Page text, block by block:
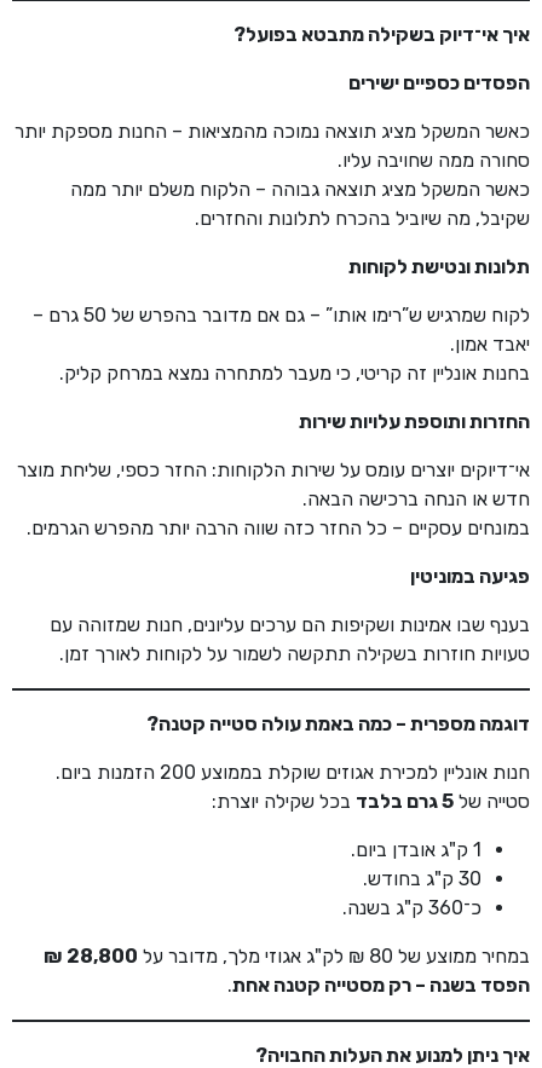
איך אי־דיוק בשקילה מתבטא בפועל?
הפסדים כספיים ישירים
כאשר המשקל מציג תוצאה נמוכה מהמציאות – החנות מספקת יותר
סחורה ממה שחויבה עליו.
כאשר המשקל מציג תוצאה גבוהה – הלקוח משלם יותר ממה
שקיבל, מה שיוביל בהכרח לתלונות והחזרים.
תלונות ונטישת לקוחות
לקוח שמרגיש ש”רימו אותו” – גם אם מדובר בהפרש של 50 גרם –
יאבד אמון.
בחנות אונליין זה קריטי, כי מעבר למתחרה נמצא במרחק קליק.
החזרות ותוספת עלויות שירות
אי־דיוקים יוצרים עומס על שירות הלקוחות: החזר כספי, שליחת מוצר
חדש או הנחה ברכישה הבאה.
במונחים עסקיים – כל החזר כזה שווה הרבה יותר מהפרש הגרמים.
פגיעה במוניטין
בענף שבו אמינות ושקיפות הם ערכים עליונים, חנות שמזוהה עם
טעויות חוזרות בשקילה תתקשה לשמור על לקוחות לאורך זמן.
דוגמה מספרית – כמה באמת עולה סטייה קטנה?
חנות אונליין למכירת אגוזים שוקלת בממוצע 200 הזמנות ביום.
סטייה של 5 גרם בלבד בכל שקילה יוצרת:
1 ק"ג אובדן ביום.
30 ק"ג בחודש.
כ־360 ק"ג בשנה.
במחיר ממוצע של 80 ₪ לק"ג אגוזי מלך, מדובר על
28,800 ₪
הפסד בשנה – רק מסטייה קטנה אחת.
איך ניתן למנוע את העלות החבויה?